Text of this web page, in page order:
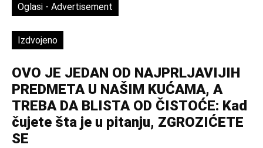
Oglasi - Advertisement
Izdvojeno
OVO JE JEDAN OD NAJPRLJAVIJIH
PREDMETA U NAŠIM KUĆAMA, A
TREBA DA BLISTA OD ČISTOĆE: Kad
čujete šta je u pitanju, ZGROZIĆETE
SE